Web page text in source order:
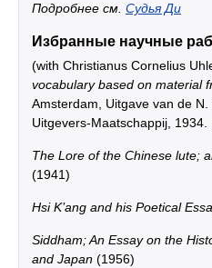
Подробнее см. Судья Ди
Избранные научные
(with Christianus Cornelius
vocabulary based on material
Amsterdam, Uitgave van de
Uitgevers-Maatschappij, 1934.
The Lore of the Chinese lute;
(1941)
Hsi K’ang and his Poetical
Siddham; An Essay on the
and Japan (1956)